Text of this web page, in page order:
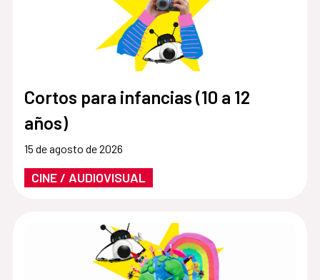
Cortos para infancias (10 a 12
años)
15 de agosto de 2026
CINE / AUDIOVISUAL